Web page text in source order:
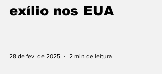
exílio nos EUA
28 de fev. de 2025 2 min de leitura